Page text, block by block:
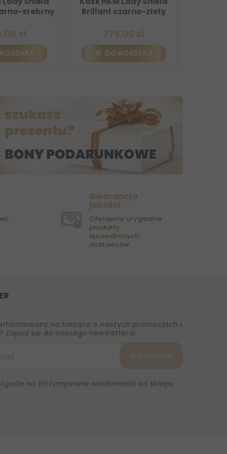
czarno-złoty
DO KOSZYKA
szeroki daszek - czarna
DO KOSZYKA
Gwarancja
jakości
Oferujemy oryginalne
produkty
sprawdzonych
dostawców.
na bieżąco o naszych promocjach i
Zapisz się do naszego newslettera!
na otrzymywanie wiadomośći od sklepu